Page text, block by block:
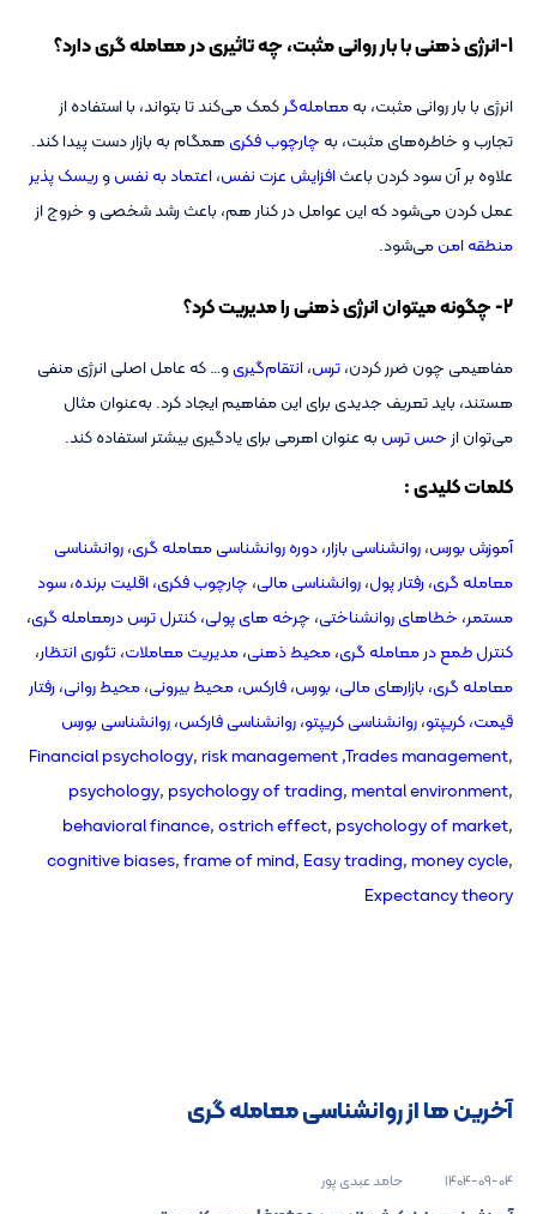
1-انرژی ذهنی با بار روانی مثبت، چه تاثیری در معامله گری دارد؟
انرژی با بار روانی مثبت، بهمعامله‌گرکمک می‌کند تا بتواند، با استفاده از
تجارب و خاطره‌های مثبت، به چارچوب فکری همگام به بازار دست پیدا کند.
علاوه بر آن سود کردن باعثافزایش عزت نفس،اعتماد به نفسوریسک پذیر
عمل کردن می‌شود که این عوامل در کنار هم، باعث رشد شخصی و خروج از
منطقه امنمی‌شود.
2- چگونه میتوان انرژی ذهنی را مدیریت کرد؟
مفاهیمی چون ضرر کردن،ترس،انتقام‌گیریو… که عامل اصلی انرژی منفی
هستند، باید تعریف جدیدی برای این مفاهیم ایجاد کرد. به‌عنوان مثال
می‌توان از حس ترس به عنوان اهرمی برای یادگیری بیشتر استفاده کند.
کلمات کلیدی :
آموزش بورس،روانشناسی بازار،دوره روانشناسی معامله گری،روانشناسی
معامله گری،رفتار پول،روانشناسی مالی، چارچوب فکری،اقلیت برنده،سود
مستمر، خطاهای روانشناختی، چرخه های پولی،کنترل ترس درمعامله گری،
کنترل طمع در معامله گری،محیط ذهنی،مدیریت معاملات،تئوری انتظار،
معامله گری، بازارهای مالی، بورس،فارکس،محیط بیرونی،محیط روانی،رفتار
قیمت،کریپتو،روانشناسی کریپتو،روانشناسی فارکس،روانشناسی بورس
Financial psychology,risk management ,Trades management,
psychology, psychology of trading,mental environment,
behavioral finance,ostrich effect, psychology of market,
cognitive biases,frame of mind, Easy trading,money cycle,
Expectancy theory
آخرین ها از روانشناسی معامله گری
1404-09-04 حامد عبدی پور